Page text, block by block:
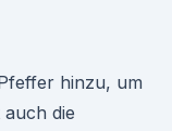
hinzu, um
die